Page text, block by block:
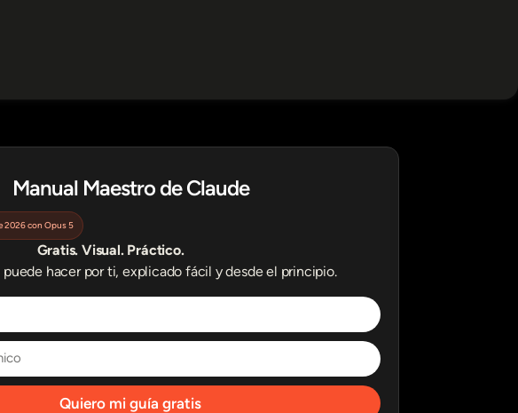
Manual Maestro de Claude
2026 con Opus 5
Gratis. Visual. Práctico.
hacer por ti, explicado fácil y desde el principio.
Quiero mi guía gratis